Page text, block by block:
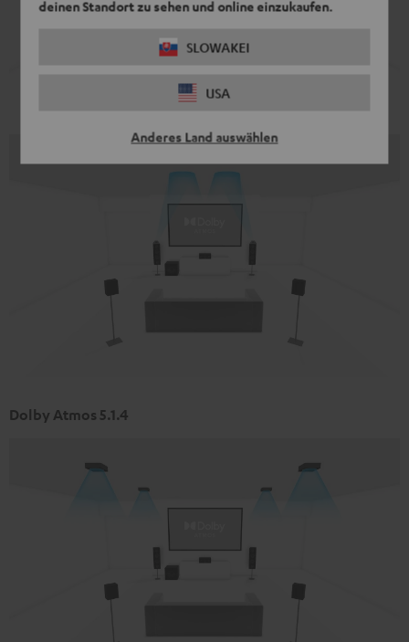
deinen Standort zu sehen und online einzukaufen.
SLOWAKEI
USA
Anderes Land auswählen
Dolby Atmos 5.1.4